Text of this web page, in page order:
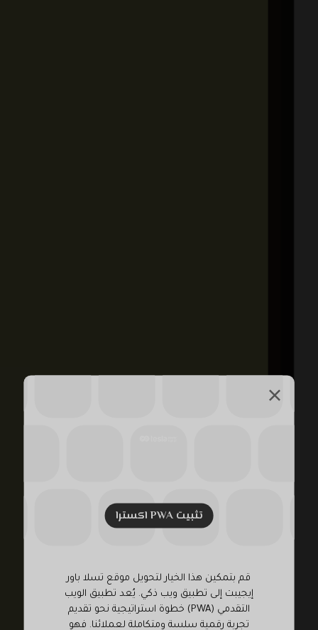
تثبيت PWA اکسترا
قم بتمكين هذا الخيار لتحويل موقع تسلا باور
إيجيبت إلى تطبيق ويب ذكي. يُعد تطبيق الويب
التقدمي (PWA) خطوة استراتيجية نحو تقديم
تجربة رقمية سلسة ومتكاملة لعملائنا. فهو